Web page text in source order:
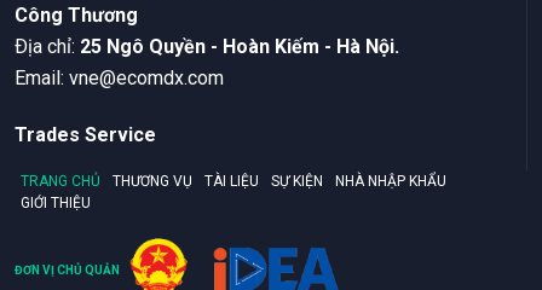
Công Thương
Ðịa chỉ: 25 Ngô Quyền - Hoàn Kiếm - Hà Nội.
Email: vne@ecomdx.com
Trades Service
TRANG CHỦ THƯƠNG VỤ TÀI LIỆU SỰ KIỆN
NHÀ NHẬP KHẨU
GIỚI THIỆU
ĐƠN VỊ CHỦ QUẢN